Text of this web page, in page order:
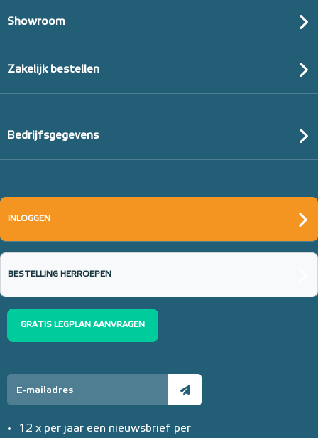
Showroom
Zakelijk bestellen
Bedrijfsgegevens
INLOGGEN
BESTELLING HERROEPEN
GRATIS LEGPLAN AANVRAGEN
12 x per jaar een nieuwsbrief per